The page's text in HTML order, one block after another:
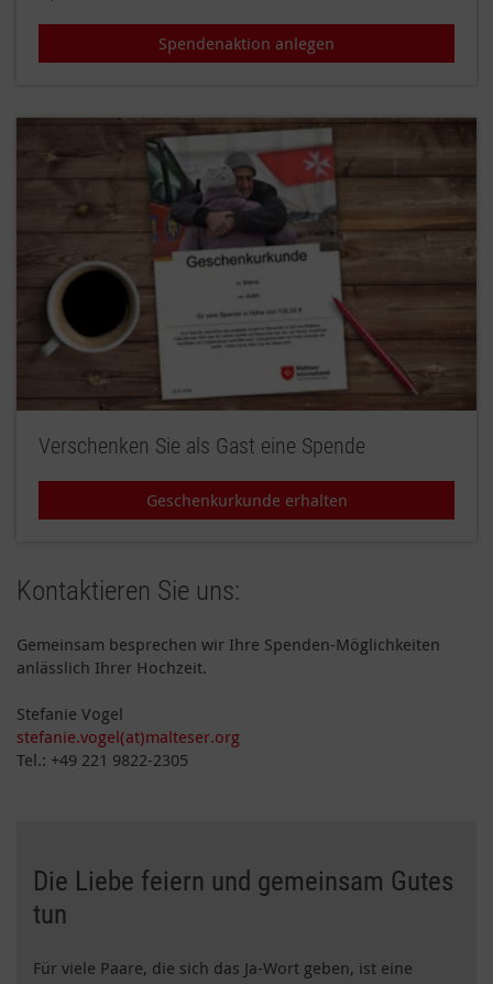
Spendenaktion anlegen
Verschenken Sie als Gast eine Spende
Geschenkurkunde erhalten
Kontaktieren Sie uns:
Gemeinsam besprechen wir Ihre Spenden-Möglichkeiten
anlässlich Ihrer Hochzeit.
Stefanie Vogel
stefanie.vogel(at)malteser.org
Tel.: +49 221 9822-2305
Die Liebe feiern und gemeinsam Gutes
tun
Für viele Paare, die sich das Ja-Wort geben, ist eine